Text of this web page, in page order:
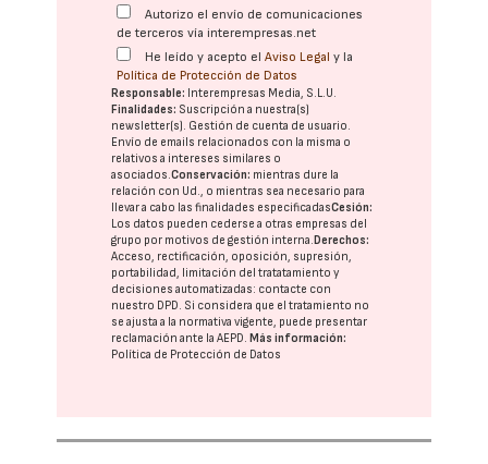
Autorizo el envío de comunicaciones
de terceros vía interempresas.net
He leído y acepto elAviso Legal y la
Política de Protección de Datos
Responsable: Interempresas Media, S.L.U.
Finalidades: Suscripción a nuestra(s)
newsletter(s). Gestión de cuenta de usuario.
Envío de emails relacionados con la misma o
relativos a intereses similares o
asociados.Conservación: mientras dure la
relación con Ud., o mientras sea necesario para
llevar a cabo las finalidades especificadasCesión:
Los datos pueden cederse a otras empresas del
grupo por motivos de gestión interna.Derechos:
Acceso, rectificación, oposición, supresión,
portabilidad, limitación del tratatamiento y
decisiones automatizadas: contacte con
nuestro DPD . Si considera que el tratamiento no
se ajusta a la normativa vigente, puede presentar
reclamación ante laAEPD .Más información:
Política de Protección de Datos